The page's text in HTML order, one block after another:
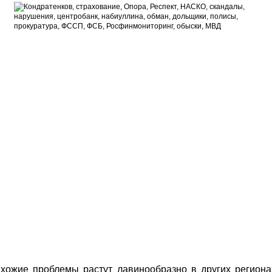
проблемы растут лавинообразно в других